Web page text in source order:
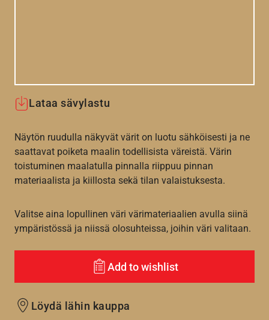
Lataa sävylastu
Näytön ruudulla näkyvät värit on luotu sähköisesti ja ne
saattavat poiketa maalin todellisista väreistä. Värin
toistuminen maalatulla pinnalla riippuu pinnan
materiaalista ja kiillosta sekä tilan valaistuksesta.
Valitse aina lopullinen väri värimateriaalien avulla siinä
ympäristössä ja niissä olosuhteissa, joihin väri valitaan.
Add to wishlist
Löydä lähin kauppa